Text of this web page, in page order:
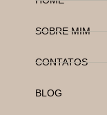
SOBRE MIM
CONTATOS
BLOG